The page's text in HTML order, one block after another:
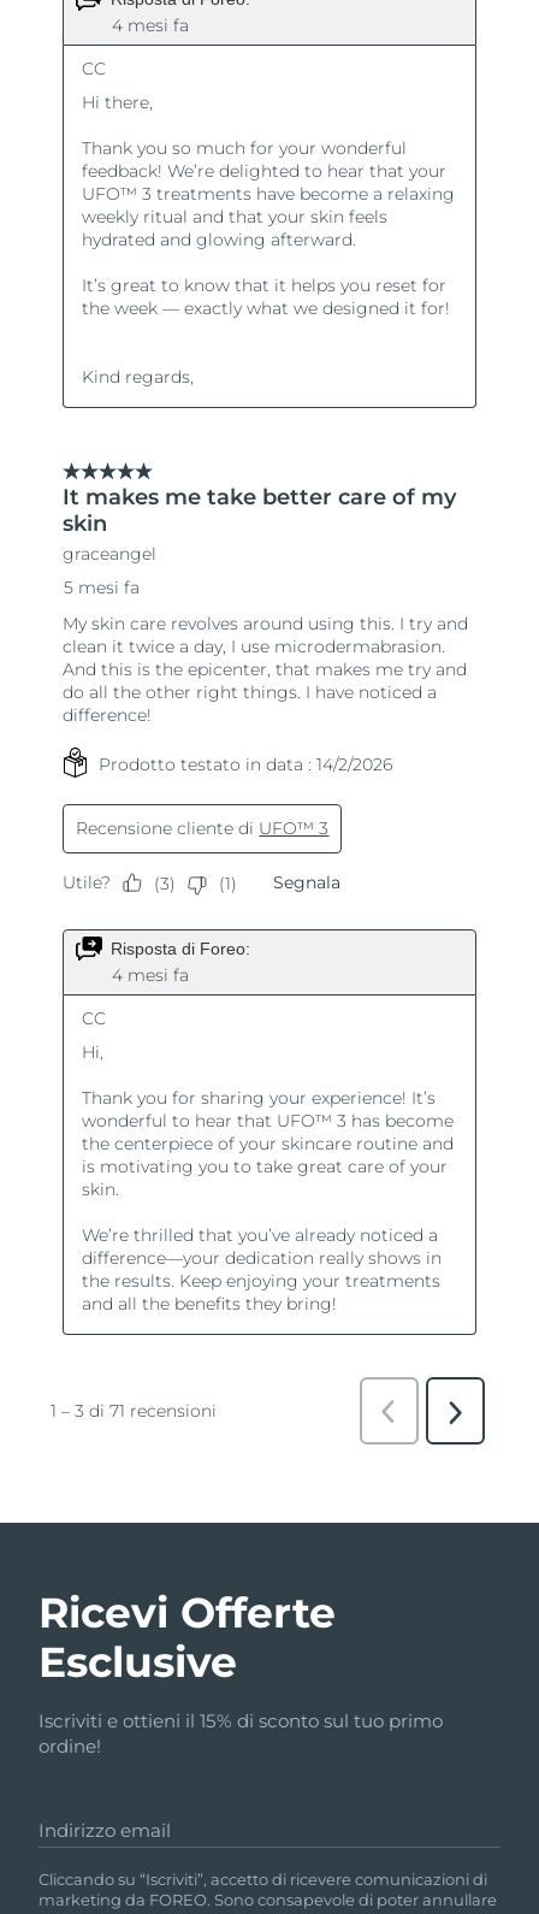
Ricevi Offerte
Esclusive
Iscriviti e ottieni il 15% di sconto sul tuo primo
ordine!
Indirizzo email
Cliccando su “Iscriviti”, accetto di ricevere comunicazioni di
marketing da FOREO. Sono consapevole di poter annullare